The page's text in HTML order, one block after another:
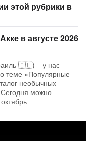
этой рубрики в
в августе 2026
🇮🇱) – у нас
теме «Популярные
необычных
Сегодня можно